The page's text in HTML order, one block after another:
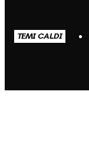
TEMI CALDI